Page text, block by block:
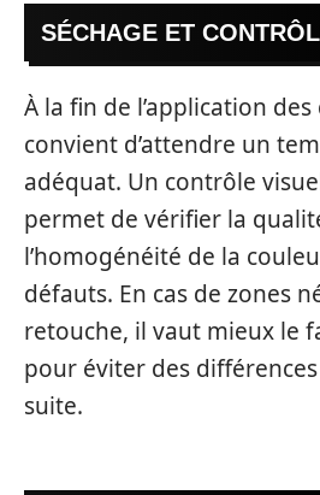
SÉCHAGE ET
À la fin de l’application des
convient d’attendre un
adéquat. Un contrôle
permet de vérifier la
l’homogénéité de la
défauts. En cas de zones
retouche, il vaut mieux le
pour éviter des
suite.